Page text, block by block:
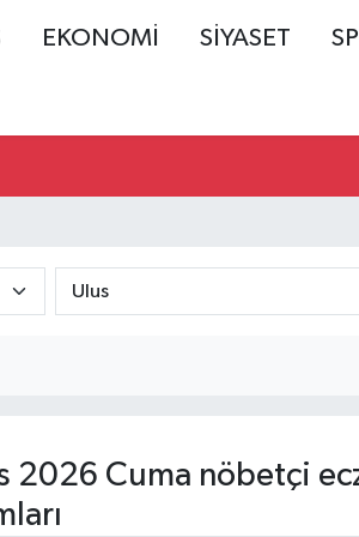
EKONOMİ SİYASET
2026 Cuma nöbetçi